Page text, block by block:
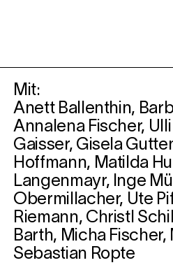
Mit:
Anett Ballenthin,
Annalena Fischer,
Gaisser, Gisela
Hoffmann, Matilda
Langenmayr, Inge
Obermillacher, Ute
Riemann, Christl
Barth, Micha Fischer,
Sebastian Ropte